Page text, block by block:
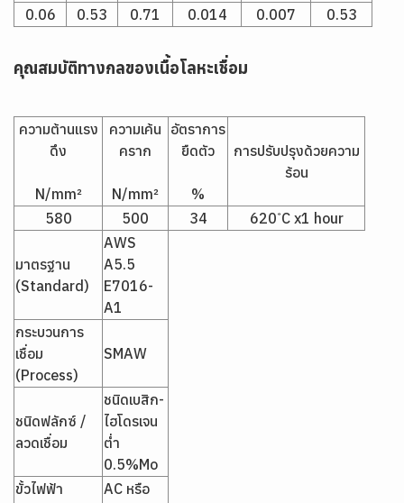
0.06
0.53 0.71 0.014 0.007 0.53
คุณสมบัติทางกลของเนื้อโลหะเชื่อม
ความต้านแรง
ดึง
N/mm²
ความเค้น
คราก
N/mm²
อัตราการ
ยืดตัว
%
การปรับปรุงด้วยความ
ร้อน
580 500 34 620 ํC x1 hour
มาตรฐาน
(Standard)
AWS
A5.5
E7016-
A1
กระบวนการ
เชื่อม
(Process)
SMAW
ชนิดฟลักซ์ /
ลวดเชื่อม
ชนิดเบสิก-
ไฮโดรเจน
ต่ำ
0.5%Mo
ขั้วไฟฟ้า
AC หรือ